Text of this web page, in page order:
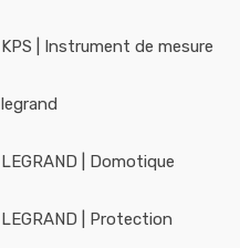
KPS | Instrument de mesure
legrand
LEGRAND | Domotique
LEGRAND | Protection